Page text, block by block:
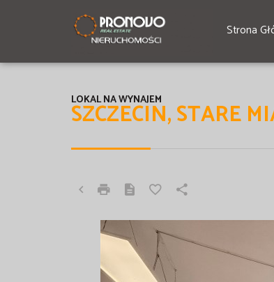
Strona
SZCZECIN, STARE
LOKAL NA WYNAJEM